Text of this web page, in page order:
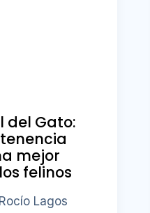
del Gato:
mejor
felinos
Lagos